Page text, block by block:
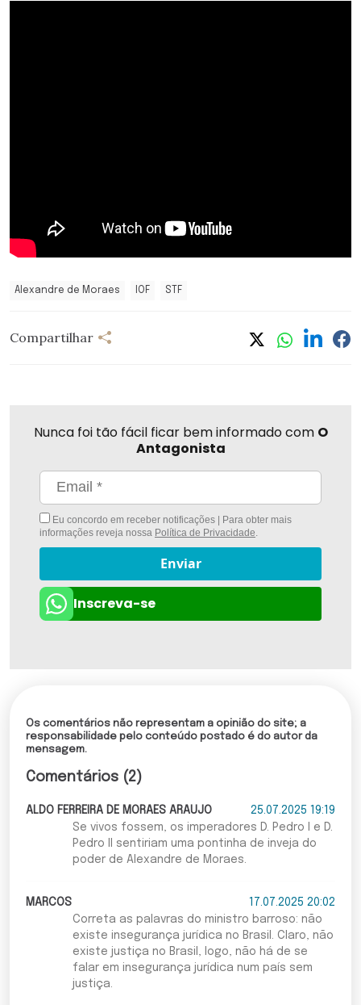
Alexandre de Moraes IOF STF
Compartilhar
Nunca foi tão fácil ficar bem informado com O
Antagonista
Eu concordo em receber notificações | Para obter mais
informações reveja nossa Política de Privacidade.
Enviar
Inscreva-se
Os comentários não representam a opinião do site; a
responsabilidade pelo conteúdo postado é do autor da
mensagem.
Comentários (2)
ALDO FERREIRA DE MORAES ARAUJO
25.07.2025 19:19
Se vivos fossem, os imperadores D. Pedro I e D.
Pedro II sentiriam uma pontinha de inveja do
poder de Alexandre de Moraes.
MARCOS
17.07.2025 20:02
Correta as palavras do ministro barroso: não
existe insegurança jurídica no Brasil. Claro, não
existe justiça no Brasil, logo, não há de se
falar em insegurança jurídica num país sem
justiça.